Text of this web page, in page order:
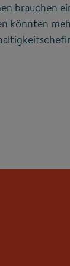
brauchen
könnten